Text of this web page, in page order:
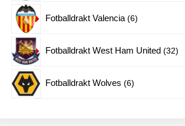
Fotballdrakt Valencia 66
Fotballdrakt West Ham United 3232
Fotballdrakt Wolves 66